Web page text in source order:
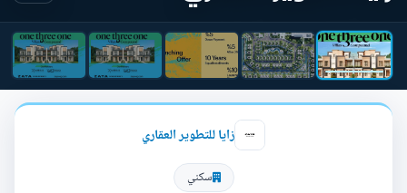
زايا للتطوير العقاري
سكني